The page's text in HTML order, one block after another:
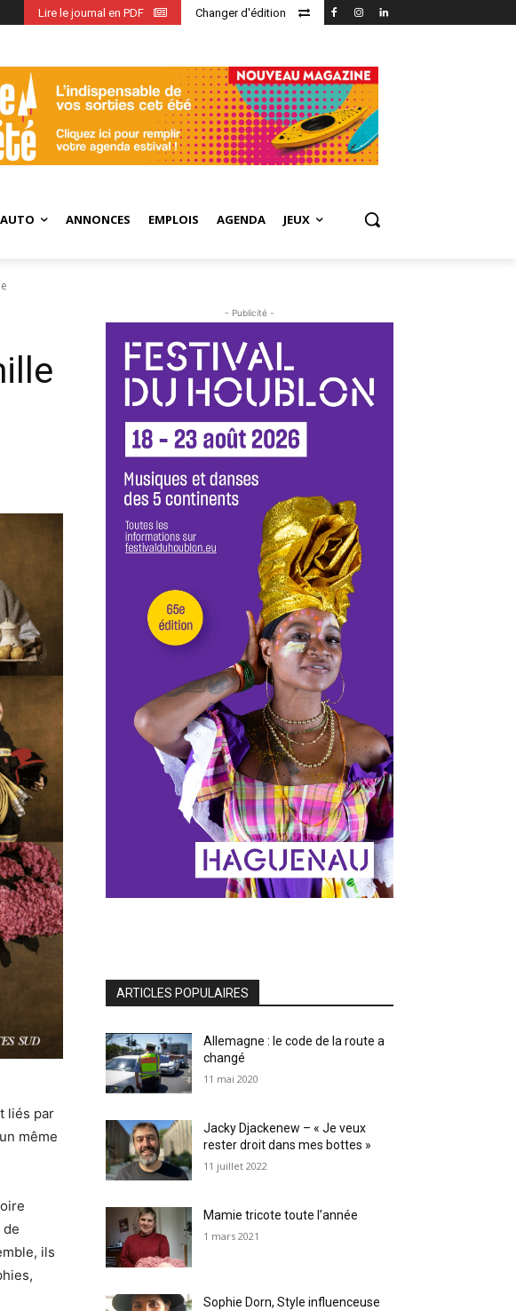
Changer d'édition
Lire le journal en PDF
AUTO ANNONCES EMPLOIS AGENDA JEUX
liés par
même
de
ils
- Publicité -
ARTICLES POPULAIRES
Allemagne : le code de la route a
changé
11 mai 2020
Jacky Djackenew – « Je veux
rester droit dans mes bottes »
11 juillet 2022
Mamie tricote toute l’année
1 mars 2021
Sophie Dorn, Style influenceuse